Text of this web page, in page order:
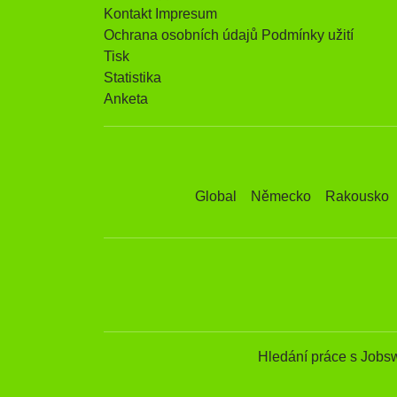
Kontakt Impresum
Ochrana osobních údajů Podmínky užití
Tisk
Statistika
Anketa
Global Německo Rakousko
Hledání práce s